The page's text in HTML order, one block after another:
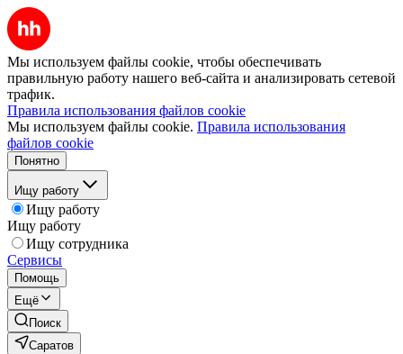
Мы используем файлы cookie, чтобы обеспечивать
правильную работу нашего веб-сайта и анализировать сетевой
трафик.
Правила использования файлов cookie
Мы используем файлы cookie. Правила использования
файлов cookie
Понятно
Ищу работу
Ищу работу
Ищу работу
Ищу сотрудника
Сервисы
Помощь
Ещё
Поиск
Саратов